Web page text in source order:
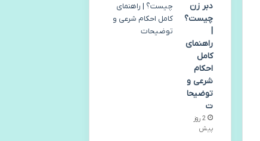
دبر زن
چیست؟
|
راهنمای
کامل
احکام
شرعی و
توضیحا
ت
2 روز
پیش